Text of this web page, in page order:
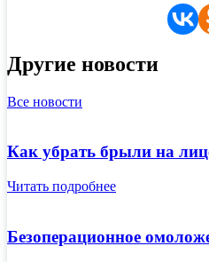
Другие новости
Все новости
Как убрать брыли на
Читать подробнее
Безоперационное